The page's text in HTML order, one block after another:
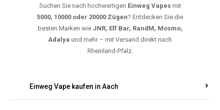
Suchen Sie nach hochwertigen Einweg Vapesmit
5000, 10000 oder 20000 Zügen? Entdecken Sie die
besten Marken wie JNR, Elf Bar, RandM, Mosmo,
Adalya und mehr – mit Versand direkt nach
Rheinland-Pfalz.
Einweg Vape kaufen in Aach